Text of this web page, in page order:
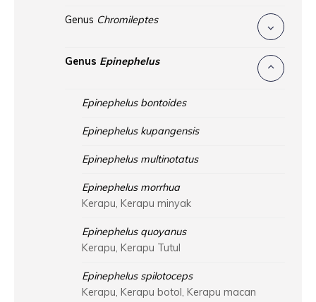
Genus Chromileptes
Genus Epinephelus
Epinephelus bontoides
Epinephelus kupangensis
Epinephelus multinotatus
Epinephelus morrhua
Kerapu, Kerapu minyak
Epinephelus quoyanus
Kerapu, Kerapu Tutul
Epinephelus spilotoceps
Kerapu, Kerapu botol, Kerapu macan